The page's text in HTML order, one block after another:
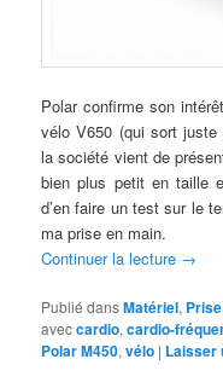
Polar confirme son
vélo V650 (qui sort juste
la société vient de
bien plus petit en taille
d’en faire un test sur le
ma prise en main.
Continuer la lecture →
Publié dansMatériel,
aveccardio,cardio-
Polar M450,vélo | Laisser